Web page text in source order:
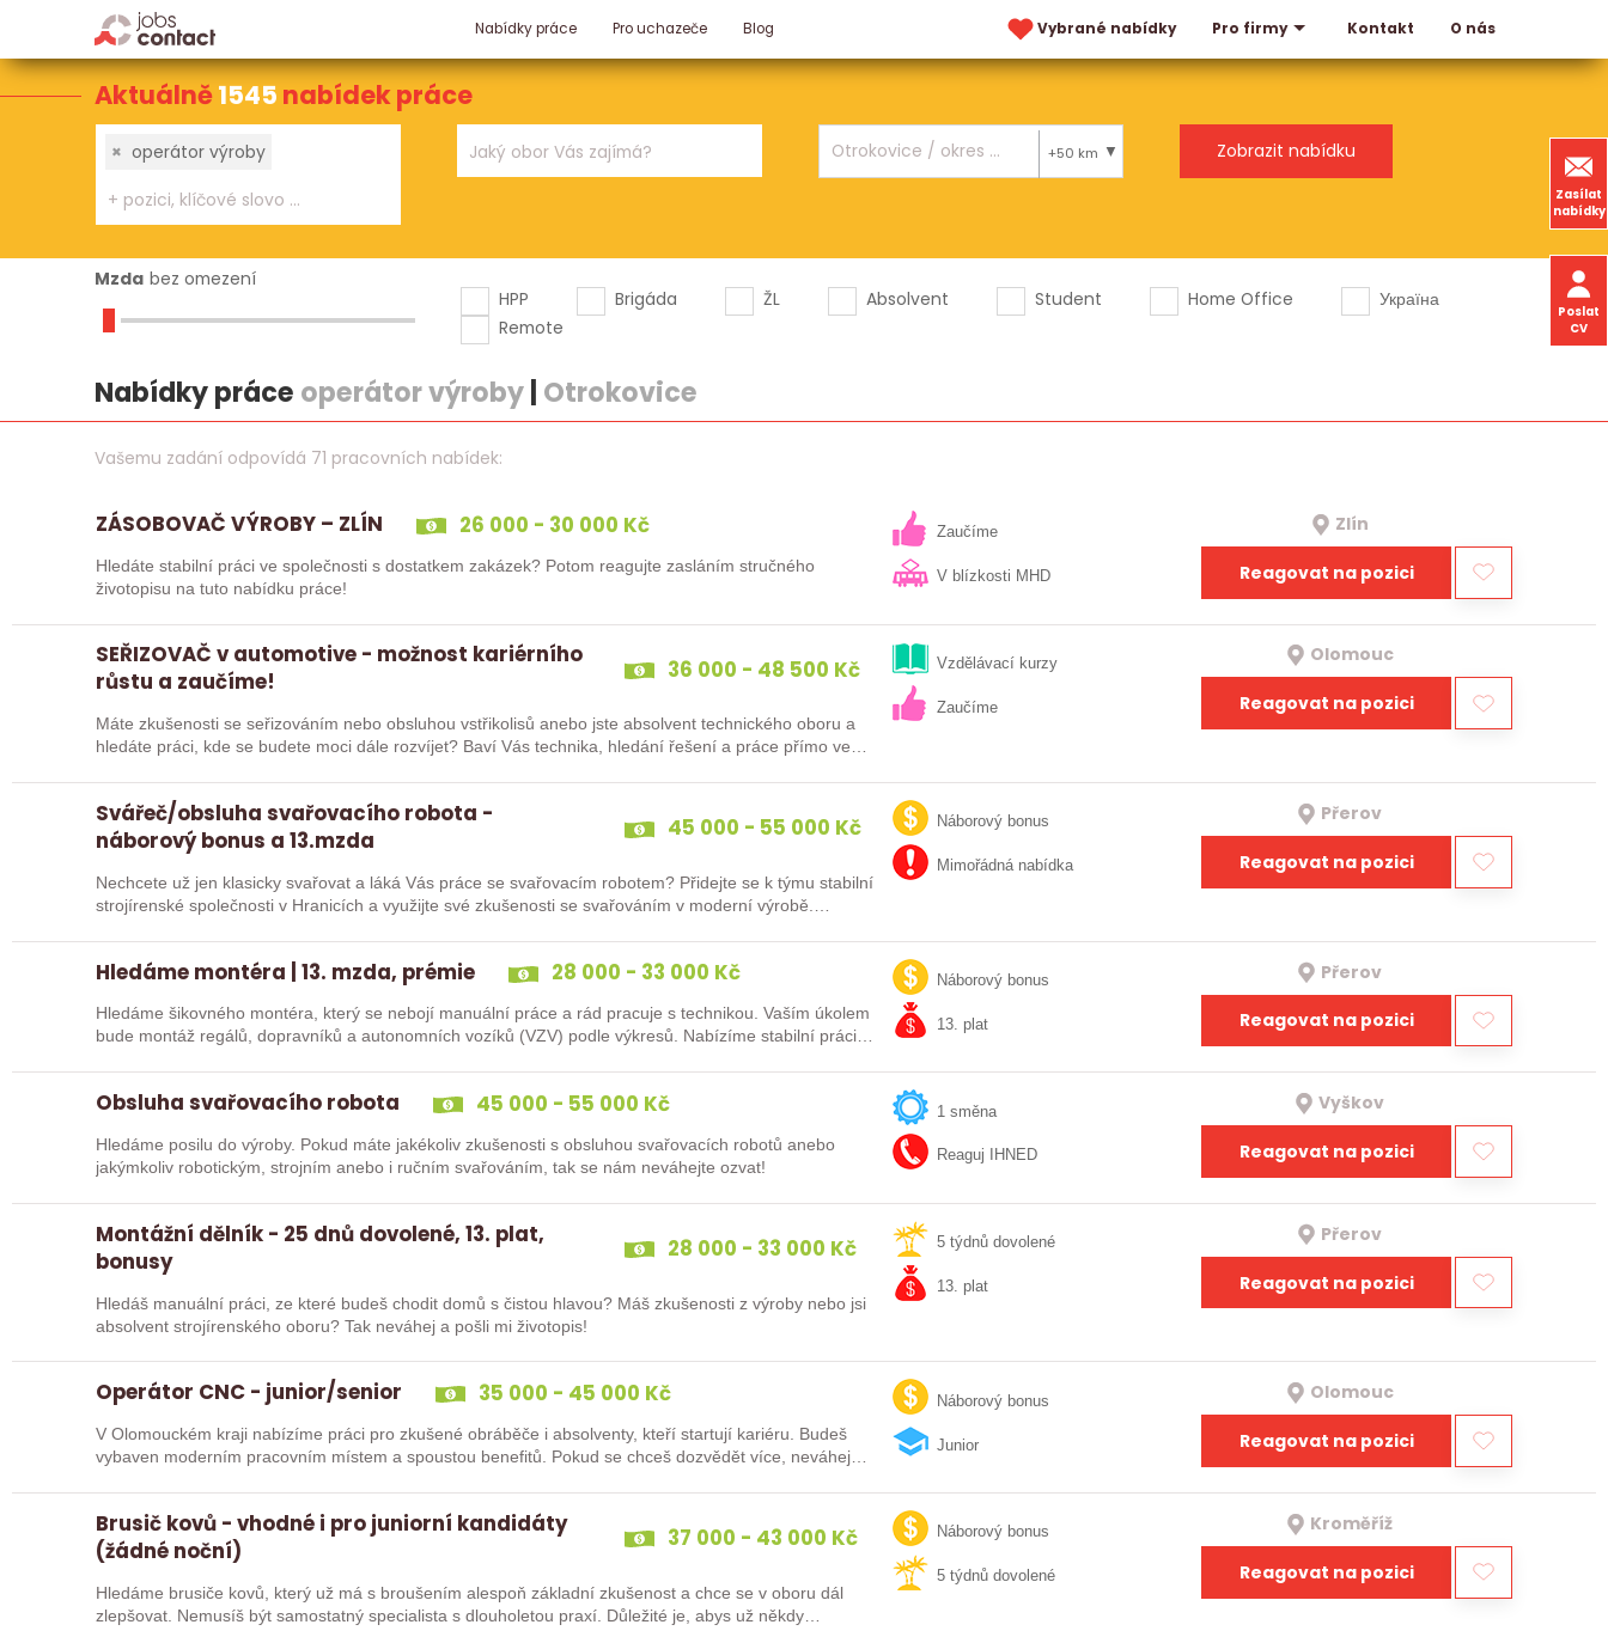
Nabídky práce Pro uchazeče Blog Vybrané nabídky Pro firmy Kontakt O nás
Zasílat
nabídky
Poslat
CV
Aktuálně1545 nabídek práce
× operátor výroby +50 km
Mzda bez omezení
HPP
Brigáda ŽL Absolvent Student Home Office
Україна
Remote
Nabídky práce operátor výroby| Otrokovice
Vašemu zadání odpovídá 71 pracovních nabídek:
ZÁSOBOVAČ VÝROBY – ZLÍN 26 000 - 30 000 Kč
Hledáte stabilní práci ve společnosti s dostatkem zakázek? Potom reagujte zasláním stručného
životopisu na tuto nabídku práce!
Zaučíme
V blízkosti MHD
Zlín
Reagovat na pozici
SEŘIZOVAČ v automotive - možnost kariérního
růstu a zaučíme!
36 000 - 48 500 Kč
Máte zkušenosti se seřizováním nebo obsluhou vstřikolisů anebo jste absolvent technického oboru a
hledáte práci, kde se budete moci dále rozvíjet? Baví Vás technika, hledání řešení a práce přímo ve…
Vzdělávací kurzy
Zaučíme
Olomouc
Reagovat na pozici
Svářeč/obsluha svařovacího robota -
náborový bonus a 13.mzda
45 000 - 55 000 Kč
Nechcete už jen klasicky svařovat a láká Vás práce se svařovacím robotem? Přidejte se k týmu stabilní
strojírenské společnosti v Hranicích a využijte své zkušenosti se svařováním v moderní výrobě.…
Náborový bonus
Mimořádná nabídka
Přerov
Reagovat na pozici
Hledáme montéra | 13. mzda, prémie 28 000 - 33 000 Kč
Hledáme šikovného montéra, který se nebojí manuální práce a rád pracuje s technikou. Vaším úkolem
bude montáž regálů, dopravníků a autonomních vozíků (VZV) podle výkresů. Nabízíme stabilní práci
Náborový bonus
13. plat
Přerov
Reagovat na pozici
Obsluha svařovacího robota 45 000 - 55 000 Kč
Hledáme posilu do výroby. Pokud máte jakékoliv zkušenosti s obsluhou svařovacích robotů anebo
jakýmkoliv robotickým, strojním anebo i ručním svařováním, tak se nám neváhejte ozvat!
1 směna
Reaguj IHNED
Vyškov
Reagovat na pozici
Montážní dělník - 25 dnů dovolené, 13. plat,
bonusy
28 000 - 33 000 Kč
Hledáš manuální práci, ze které budeš chodit domů s čistou hlavou? Máš zkušenosti z výroby nebo jsi
absolvent strojírenského oboru? Tak neváhej a pošli mi životopis!
5 týdnů dovolené
13. plat
Přerov
Reagovat na pozici
Operátor CNC - junior/senior 35 000 - 45 000 Kč
V Olomouckém kraji nabízíme práci pro zkušené obráběče i absolventy, kteří startují kariéru. Budeš
vybaven moderním pracovním místem a spoustou benefitů. Pokud se chceš dozvědět více, neváhej…
Náborový bonus
Junior
Olomouc
Reagovat na pozici
Brusič kovů - vhodné i pro juniorní kandidáty
(žádné noční)
37 000 - 43 000 Kč
Hledáme brusiče kovů, který už má s broušením alespoň základní zkušenost a chce se v oboru dál
zlepšovat. Nemusíš být samostatný specialista s dlouholetou praxí. Důležité je, abys už někdy
Náborový bonus
5 týdnů dovolené
Kroměříž
Reagovat na pozici